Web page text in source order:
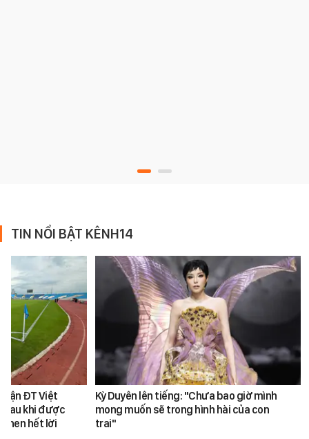
TIN NỔI BẬT KÊNH14
ĐT Việt
sau khi được
hết lời
Kỳ Duyên lên tiếng: "Chưa bao giờ mình
mong muốn sẽ trong hình hài của con
trai"